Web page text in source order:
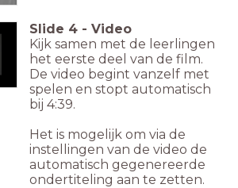
Slide 4 - Video
Kijk samen met de leerlingen
het eerste deel van de film.
De video begint vanzelf met
spelen en stopt automatisch
bij 4:39.
Het is mogelijk om via de
instellingen van de video de
automatisch gegenereerde
ondertiteling aan te zetten.